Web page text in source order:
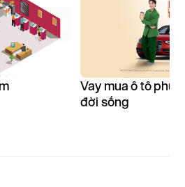
Vay mua ô tô
đời sống